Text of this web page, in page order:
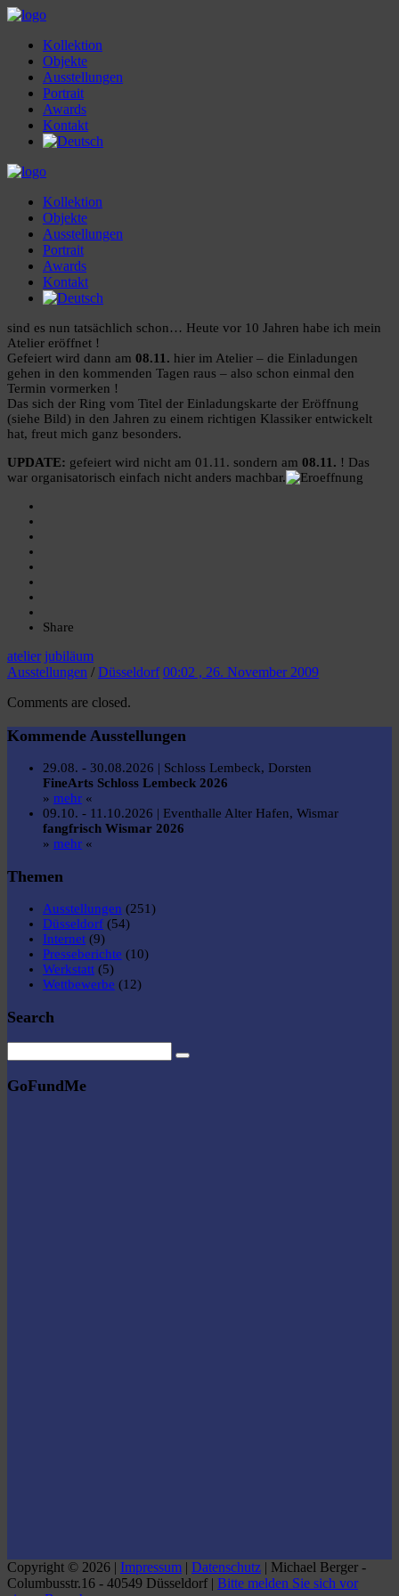
Kollektion
Objekte
Ausstellungen
Portrait
Awards
Kontakt
Kollektion
Objekte
Ausstellungen
Portrait
Awards
Kontakt
sind es nun tatsächlich schon… Heute vor 10 Jahren habe ich mein
Atelier eröffnet !
Gefeiert wird dann am 08.11. hier im Atelier – die Einladungen
gehen in den kommenden Tagen raus – also schon einmal den
Termin vormerken !
Das sich der Ring vom Titel der Einladungskarte der Eröffnung
(siehe Bild) in den Jahren zu einem richtigen Klassiker entwickelt
hat, freut mich ganz besonders.
UPDATE: gefeiert wird nicht am 01.11. sondern am 08.11. ! Das
war organisatorisch einfach nicht anders machbar.
Share
atelier jubiläum
Ausstellungen / Düsseldorf 00:02 , 26. November 2009
Comments are closed.
Kommende Ausstellungen
29.08. - 30.08.2026 | Schloss Lembeck, Dorsten
FineArts Schloss Lembeck 2026
» mehr «
09.10. - 11.10.2026 | Eventhalle Alter Hafen, Wismar
fangfrisch Wismar 2026
» mehr «
Themen
Ausstellungen (251)
Düsseldorf (54)
Internet (9)
Presseberichte (10)
Werkstatt (5)
Wettbewerbe (12)
Search
GoFundMe
Copyright © 2026 | Impressum | Datenschutz | Michael Berger -
Columbusstr.16 - 40549 Düsseldorf | Bitte melden Sie sich vor